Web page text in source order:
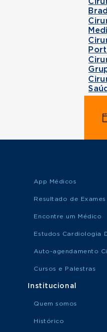
App Médicos
Resultado de Exames
Encontre um Médico
Estudos Cardiologia
Auto-agendamento
Cursos e Palestras
Institucional
Quem somos
Histórico